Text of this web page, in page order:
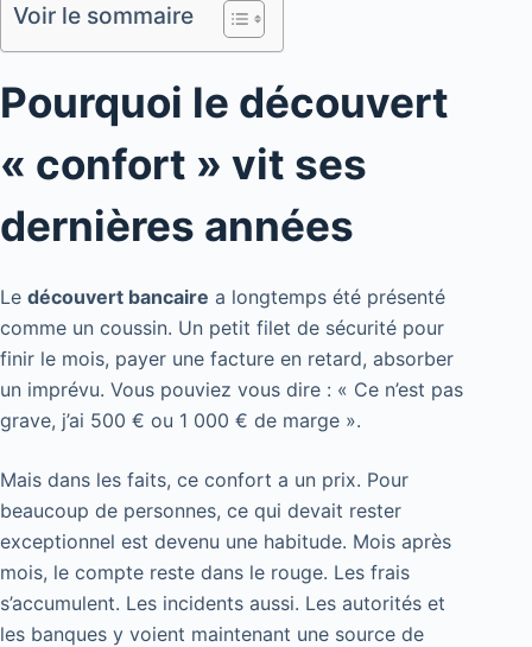
Voir le sommaire
Pourquoi le découvert
« confort » vit ses
dernières années
Le découvert bancaire a longtemps été présenté
comme un coussin. Un petit filet de sécurité pour
finir le mois, payer une facture en retard, absorber
un imprévu. Vous pouviez vous dire : « Ce n’est pas
grave, j’ai 500 € ou 1 000 € de marge ».
Mais dans les faits, ce confort a un prix. Pour
beaucoup de personnes, ce qui devait rester
exceptionnel est devenu une habitude. Mois après
mois, le compte reste dans le rouge. Les frais
s’accumulent. Les incidents aussi. Les autorités et
les banques y voient maintenant une source de